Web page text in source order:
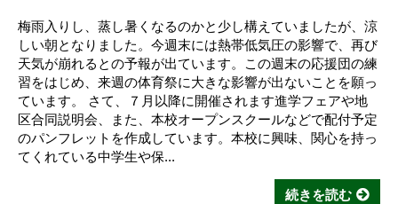
梅雨入りし、蒸し暑くなるのかと少し構えていましたが、涼
しい朝となりました。今週末には熱帯低気圧の影響で、再び
天気が崩れるとの予報が出ています。この週末の応援団の練
習をはじめ、来週の体育祭に大きな影響が出ないことを願っ
ています。 さて、７月以降に開催されます進学フェアや地
区合同説明会、また、本校オープンスクールなどで配付予定
のパンフレットを作成しています。本校に興味、関心を持っ
てくれている中学生や保...
続きを読む